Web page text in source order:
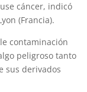
cáncer, indicó
(Francia).
contaminación
peligroso tanto
sus derivados